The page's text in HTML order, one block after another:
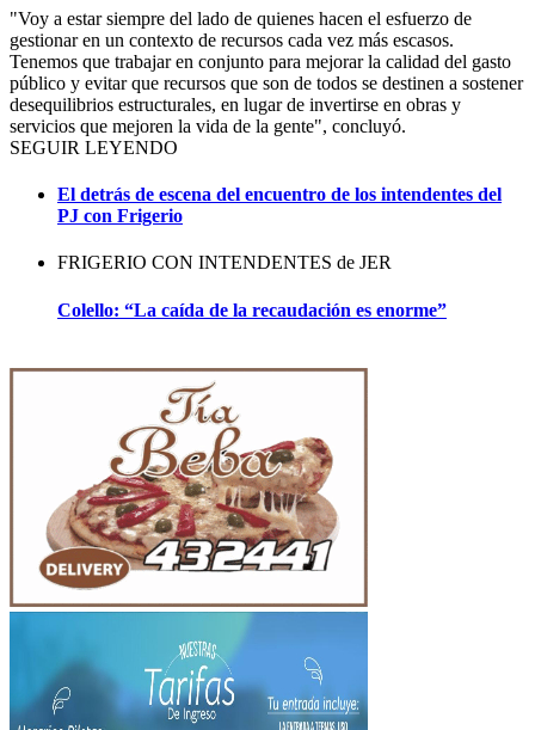
"Voy a estar siempre del lado de quienes hacen el esfuerzo de
gestionar en un contexto de recursos cada vez más escasos.
Tenemos que trabajar en conjunto para mejorar la calidad del gasto
público y evitar que recursos que son de todos se destinen a sostener
desequilibrios estructurales, en lugar de invertirse en obras y
servicios que mejoren la vida de la gente", concluyó.
SEGUIR LEYENDO
El detrás de escena del encuentro de los intendentes del
PJ con Frigerio
FRIGERIO CON INTENDENTES de JER
Colello: “La caída de la recaudación es enorme”